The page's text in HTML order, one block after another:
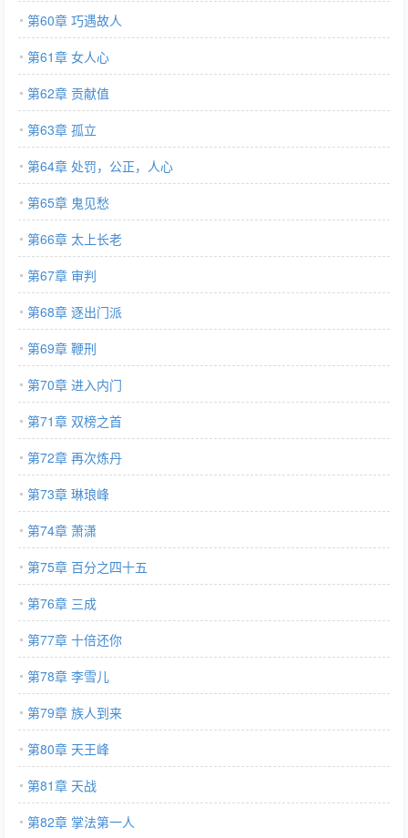
第60章 巧遇故人
第61章 女人心
第62章 贡献值
第63章 孤立
第64章 处罚，公正，人心
第65章 鬼见愁
第66章 太上长老
第67章 审判
第68章 逐出门派
第69章 鞭刑
第70章 进入内门
第71章 双榜之首
第72章 再次炼丹
第73章 琳琅峰
第74章 萧潇
第75章 百分之四十五
第76章 三成
第77章 十倍还你
第78章 李雪儿
第79章 族人到来
第80章 天王峰
第81章 天战
第82章 掌法第一人